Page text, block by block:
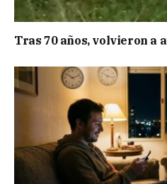
Tras 70 años, volvieron a